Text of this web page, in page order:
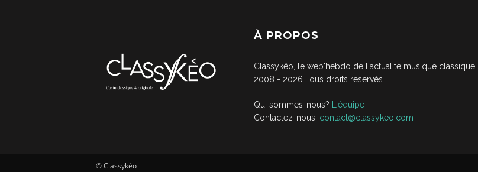
À PROPOS
Classykêo, le web'hebdo de l'actualité musique classique.
2008 - 2026 Tous droits réservés
Qui sommes-nous?
L'équipe
Contactez-nous: contact@classykeo.com
© Classykéo